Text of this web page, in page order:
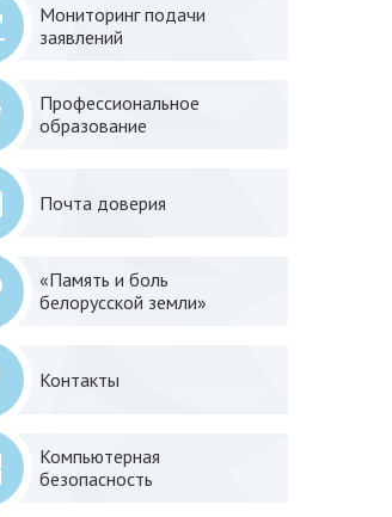
Мониторинг подачи
заявлений
Профессиональное
образование
Почта доверия
«Память и боль
белорусской земли»
Контакты
Компьютерная
безопасность